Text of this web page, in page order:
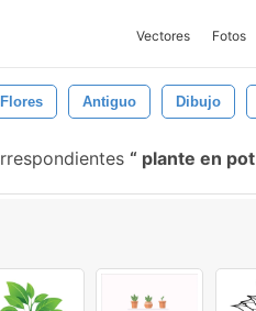
Vectores Fotos
Flores Antiguo Dibujo
plante en pot